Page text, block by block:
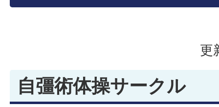
更
自彊術体操サークル